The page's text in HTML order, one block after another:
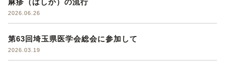
麻疹（はしか）の流行
2026.06.26
第63回埼玉県医学会総会に参加して
2026.03.19